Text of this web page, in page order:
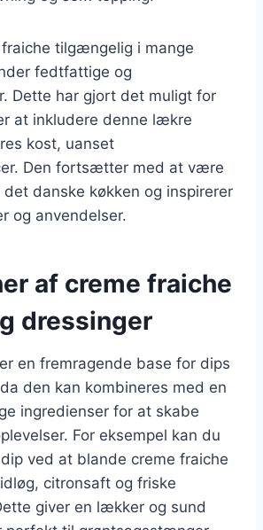
tilgængelig i mange
fedtfattige og
Dette har gjort det muligt for
at inkludere denne lækre
kost, uanset
Den fortsætter med at være
danske køkken og inspirerer
og anvendelser.
af creme fraiche
dressinger
en fremragende base for dips
den kan kombineres med en
ingredienser for at skabe
For eksempel kan du
ved at blande creme fraiche
citronsaft og friske
giver en lækker og sund